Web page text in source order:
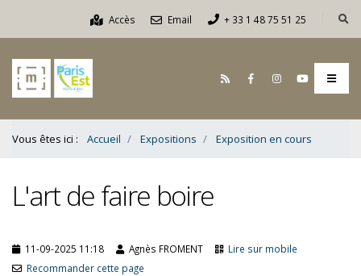
Accès Email + 33 1 48 75 51 25
Vous êtes ici : Accueil Expositions Exposition en cours
L'art de faire boire
11-09-2025 11:18 Agnès FROMENT
Lire sur mobile
Recommander cette page